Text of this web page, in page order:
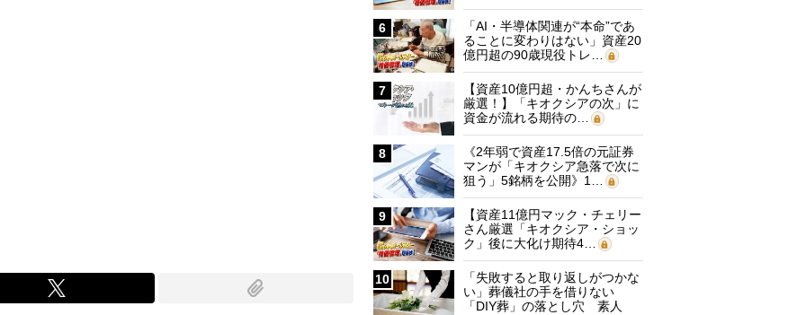
6
「AI・半導体関連が“本命”であ
ることに変わりはない」資産20
億円超の90歳現役トレ…
7
【資産10億円超・かんちさんが
厳選！】「キオクシアの次」に
資金が流れる期待の…
8
《2年弱で資産17.5倍の元証券
マンが「キオクシア急落で次に
狙う」5銘柄を公開》1…
9
【資産11億円マック・チェリー
さん厳選「キオクシア・ショッ
ク」後に大化け期待4…
10
「失敗すると取り返しがつかな
い」葬儀社の手を借りない
「DIY葬」の落とし穴 素人